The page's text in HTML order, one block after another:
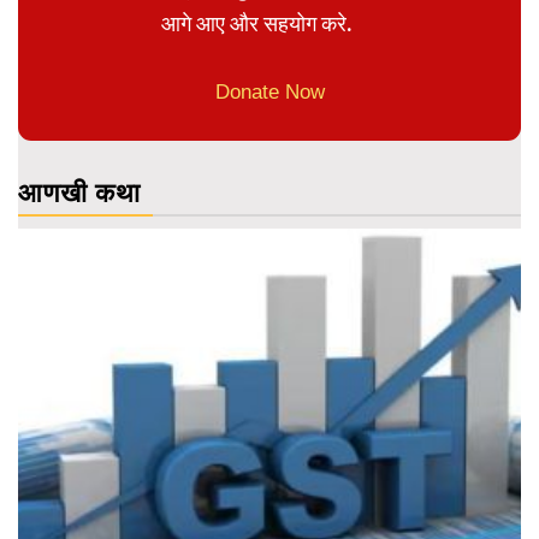
आगे आए और सहयोग करे.
Donate Now
आणखी कथा